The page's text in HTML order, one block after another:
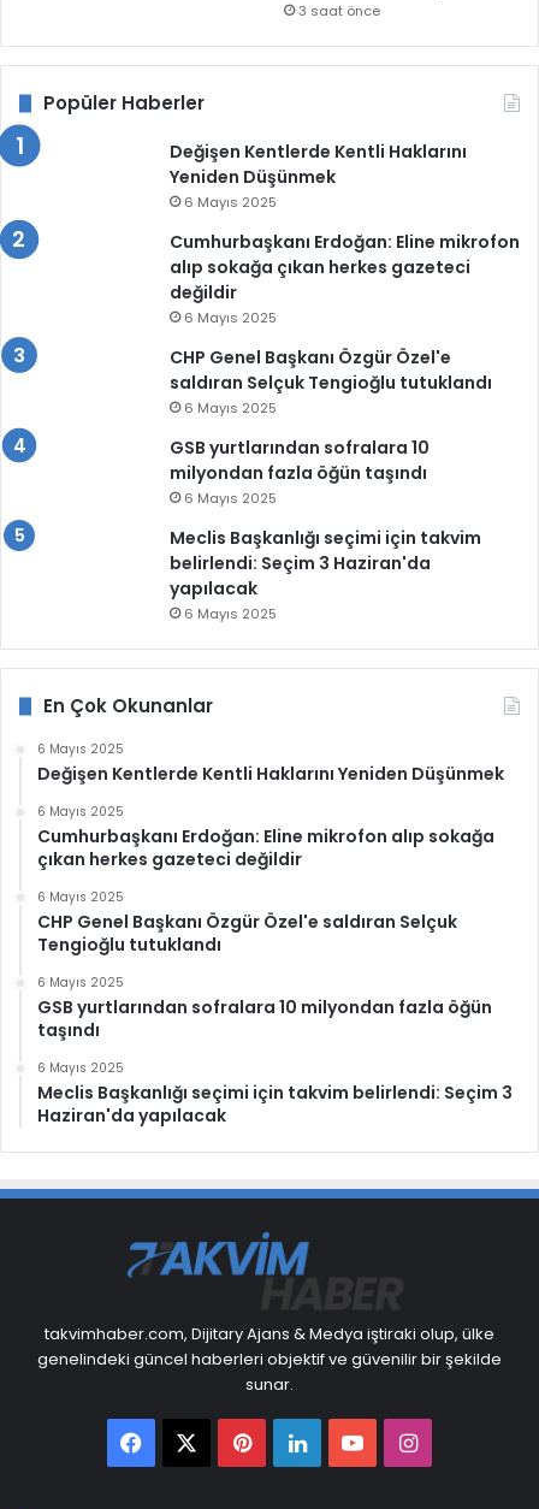
3 saat önce
Popüler Haberler
Değişen Kentlerde Kentli Haklarını
Yeniden Düşünmek
6 Mayıs 2025
Cumhurbaşkanı Erdoğan: Eline mikrofon
alıp sokağa çıkan herkes gazeteci
değildir
6 Mayıs 2025
CHP Genel Başkanı Özgür Özel'e
saldıran Selçuk Tengioğlu tutuklandı
6 Mayıs 2025
GSB yurtlarından sofralara 10
milyondan fazla öğün taşındı
6 Mayıs 2025
Meclis Başkanlığı seçimi için takvim
belirlendi: Seçim 3 Haziran'da
yapılacak
6 Mayıs 2025
En Çok Okunanlar
6 Mayıs 2025
Değişen Kentlerde Kentli Haklarını Yeniden Düşünmek
6 Mayıs 2025
Cumhurbaşkanı Erdoğan: Eline mikrofon alıp sokağa
çıkan herkes gazeteci değildir
6 Mayıs 2025
CHP Genel Başkanı Özgür Özel'e saldıran Selçuk
Tengioğlu tutuklandı
6 Mayıs 2025
GSB yurtlarından sofralara 10 milyondan fazla öğün
taşındı
6 Mayıs 2025
Meclis Başkanlığı seçimi için takvim belirlendi: Seçim 3
Haziran'da yapılacak
takvimhaber.com, Dijitary Ajans & Medya iştiraki olup, ülke
genelindeki güncel haberleri objektif ve güvenilir bir şekilde
sunar.
FacebookPinterest
LinkedInYouTubeInstagram